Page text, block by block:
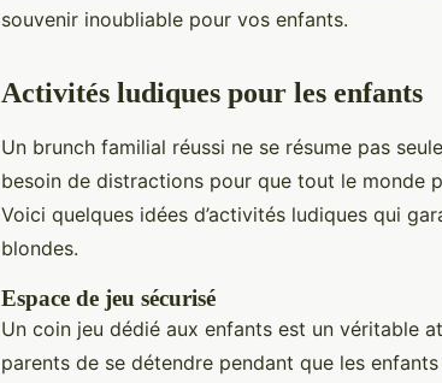
souvenir inoubliable pour vos enfants.
Activités ludiques pour les enfants
Un brunch familial réussi ne se résume pas
besoin de distractions pour que tout le monde
Voici quelques idées d’activités ludiques qui
blondes.
Espace de jeu sécurisé
Un coin jeu dédié aux enfants est un véritable
parents de se détendre pendant que les